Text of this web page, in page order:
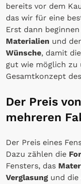
bereits vor dem
das wir für eine
Erst dann
Materialien und
Wünsche, damit
gut wie möglich zu
Gesamtkonzept
Der Preis
mehreren
Der Preis eines
Dazu zählen die
Fensters, das
Verglasung und die